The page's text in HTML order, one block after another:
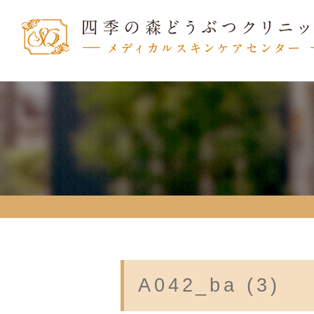
A042_ba (3)